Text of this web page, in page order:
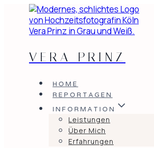
springen
VERA PRINZ
HOME
REPORTAGEN
INFORMATION
Leistungen
Über Mich
Erfahrungen